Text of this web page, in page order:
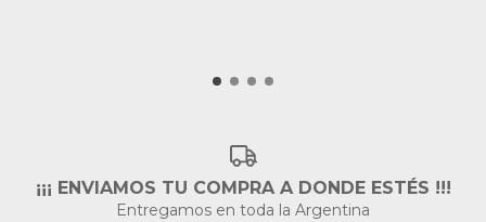
¡¡¡ ENVIAMOS TU COMPRA A DONDE ESTÉS !!!
Entregamos en toda la Argentina